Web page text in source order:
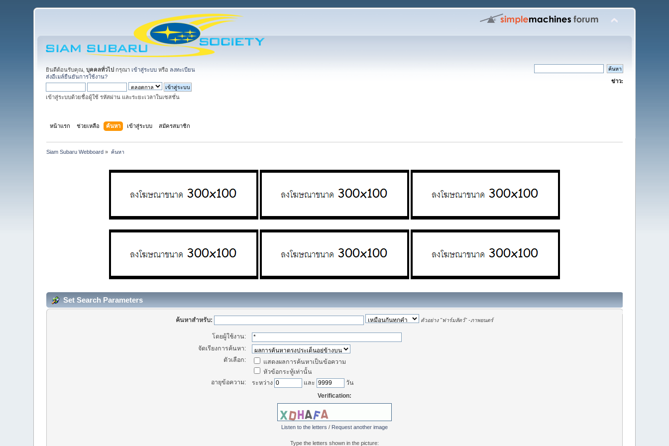
ยินดีต้อนรับคุณ,บุคคลทั่วไป กรุณา เข้าสู่ระบบ หรือ ลงทะเบียน
ส่งอีเมล์ยืนยันการใช้งาน?
เข้าสู่ระบบด้วยชื่อผู้ใช้ รหัสผ่าน และระยะเวลาในเซสชั่น
ข่าว:
หน้าแรก ช่วยเหลือ ค้นหา เข้าสู่ระบบ สมัครสมาชิก
Siam Subaru Webboard » ค้นหา
Set Search Parameters
ค้นหาสำหรับ: ตัวอย่าง"ฟาร์มสัตว์" -ภาพยนตร์
โดยผู้ใช้งาน:
จัดเรียงการค้นหา:
ตัวเลือก:
แสดงผลการค้นหาเป็นข้อความ
หัวข้อกระทู้เท่านั้น
อายุข้อความ:
ระหว่าง และ
วัน
Verification:
Listen to the letters / Request another image
Type the letters shown in the picture: